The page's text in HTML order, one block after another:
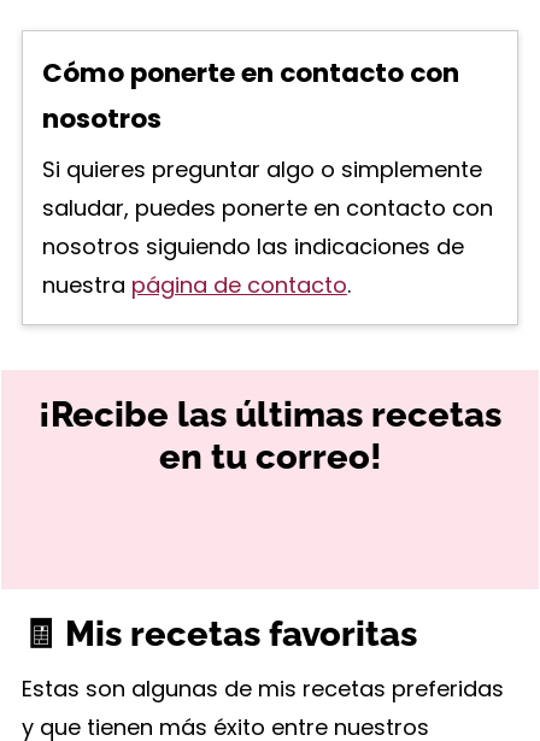
Cómo ponerte en contacto con
nosotros
Si quieres preguntar algo o simplemente
saludar, puedes ponerte en contacto con
nosotros siguiendo las indicaciones de
nuestra página de contacto.
¡Recibe las últimas recetas
en tu correo!
🧾 Mis recetas favoritas
Estas son algunas de mis recetas preferidas
y que tienen más éxito entre nuestros